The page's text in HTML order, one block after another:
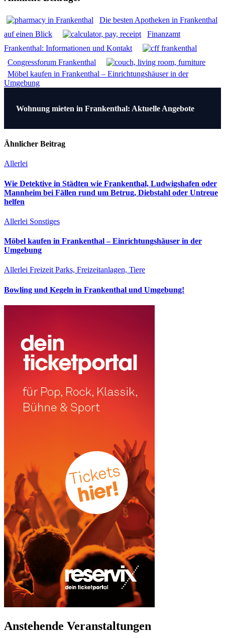
Die besten Apotheken in Frankenthal
auf einen Blick
Finanzamt
Frankenthal: Informationen und Kontakt
Congressforum Frankenthal
Möbel kaufen in Frankenthal – Einrichtungshäuser in der
Umgebung
Beitragsnavigation
Wohnung mieten in Frankenthal: Aktuelle Angebote
Ähnlicher Beitrag
Allerlei
Wie Detektive in Städten wie Frankenthal, Ludwigshafen oder
Mannheim bei Fällen rund um Betrug, Diebstahl oder Untreue
helfen
Allerlei Sonstiges
Möbel kaufen in Frankenthal – Einrichtungshäuser in der
Umgebung
Allerlei Freizeit Parks, Freizeitanlagen, Tiere
Bowling und Kegeln in Frankenthal und Umgebung!
Anstehende Veranstaltungen